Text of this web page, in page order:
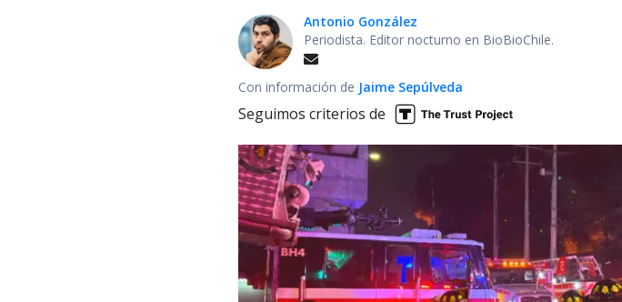
Antonio González
Periodista. Editor nocturno en BioBioChile.
Con información de Jaime Sepúlveda
Seguimos criterios de